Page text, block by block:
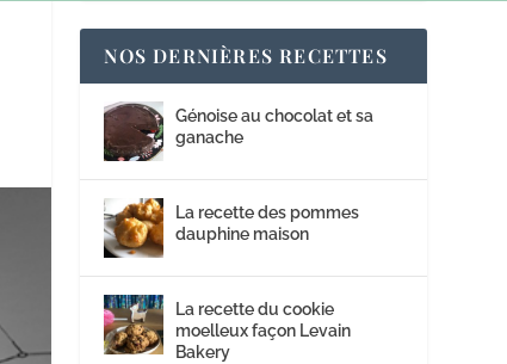
NOS DERNIÈRES RECETTES
Génoise au chocolat et sa
ganache
La recette des pommes
dauphine maison
La recette du cookie
moelleux façon Levain
Bakery